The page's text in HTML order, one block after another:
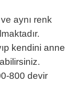
aynı renk
kendini anne
800 devir